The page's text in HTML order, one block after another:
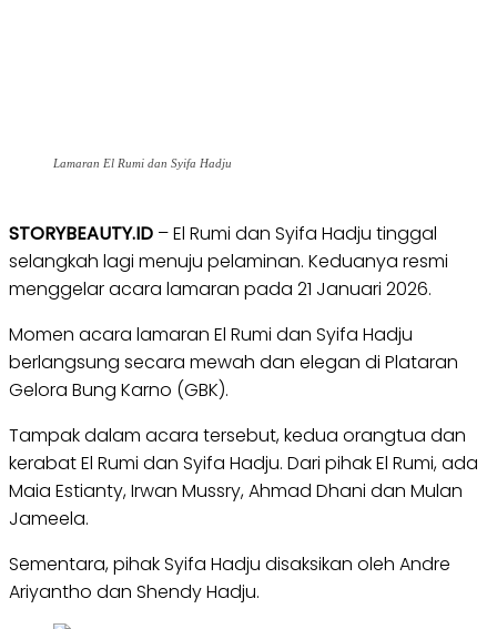
Lamaran El Rumi dan Syifa Hadju
STORYBEAUTY.ID – El Rumi dan Syifa Hadju tinggal
selangkah lagi menuju pelaminan. Keduanya resmi
menggelar acara lamaran pada 21 Januari 2026.
Momen acara lamaran El Rumi dan Syifa Hadju
berlangsung secara mewah dan elegan di Plataran
Gelora Bung Karno (GBK).
Tampak dalam acara tersebut, kedua orangtua dan
kerabat El Rumi dan Syifa Hadju. Dari pihak El Rumi, ada
Maia Estianty, Irwan Mussry, Ahmad Dhani dan Mulan
Jameela.
Sementara, pihak Syifa Hadju disaksikan oleh Andre
Ariyantho dan Shendy Hadju.